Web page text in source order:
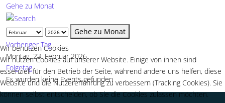
Gehe zu Monat
Gehe zu Monat
Vorheriger Tag
Montag, 23. Februar 2026
Folgetag
Es wurden keine Events gefunden
Wir benutzen Cookies
Wir nutzen Cookies auf unserer Website. Einige von ihnen sind
essenziell für den Betrieb der Seite, während andere uns helfen, diese
Website und die Nutzererfahrung zu verbessern (Tracking Cookies). Sie
können selbst entscheiden, ob Sie die Cookies zulassen möchten.